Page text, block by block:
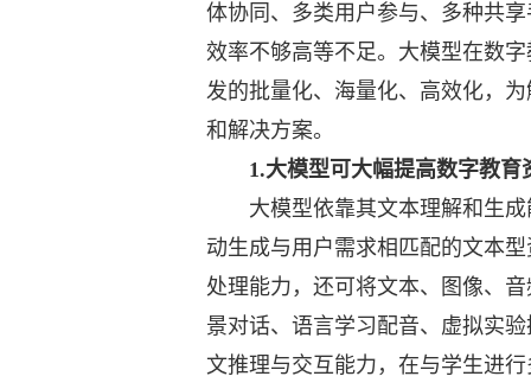
体协同、多类用户参与、多种共
效率不够高等不足。大模型在数
发的批量化、海量化、高效化，
和解决方案。
1.大模型可大幅提高数字教育
大模型依靠其文本理解和生成
动生成与用户需求相匹配的文本
处理能力，还可将文本、图像、
景对话、语言学习配音、虚拟实
文推理与交互能力，在与学生进